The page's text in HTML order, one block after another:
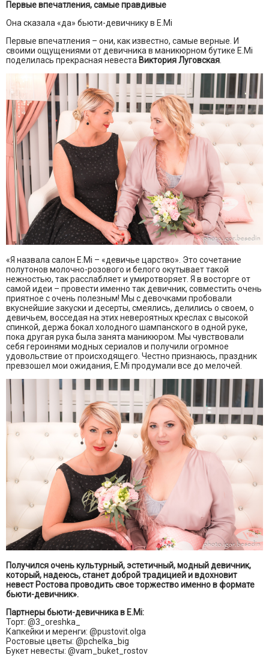
Первые впечатления, самые правдивые
Она сказала «да» бьюти-девичнику в E.Mi
Первые впечатления – они, как известно, самые верные. И
своими ощущениями от девичника в маникюрном бутике E.Mi
поделилась прекрасная невеста Виктория Луговская
«Я назвала салон E.Mi – «девичье царство». Это сочетание
полутонов молочно-розового и белого окутывает такой
нежностью, так расслабляет и умиротворяет. Я в восторге от
самой идеи – провести именно так девичник, совместить очень
приятное с очень полезным! Мы с девочками пробовали
вкуснейшие закуски и десерты, смеялись, делились о своем, о
девичьем, восседая на этих невероятных креслах с высокой
спинкой, держа бокал холодного шампанского в одной руке,
пока другая рука была занята маникюром. Мы чувствовали
себя героинями модных сериалов и получили огромное
удовольствие от происходящего. Честно признаюсь, праздник
превзошел мои ожидания, E.Mi продумали все до мелочей.
Получился очень культурный, эстетичный, модный девичник,
который, надеюсь, станет доброй традицией и вдохновит
невест Ростова проводить свое торжество именно в формате
бьюти-девичник».
Партнеры бьюти-девичника в E.Mi:
Торт: @3_oreshka_
Капкейки и меренги: @pustovit.olga
Ростовые цветы: @pchelka_big
Букет невесты: @vam_buket_rostov